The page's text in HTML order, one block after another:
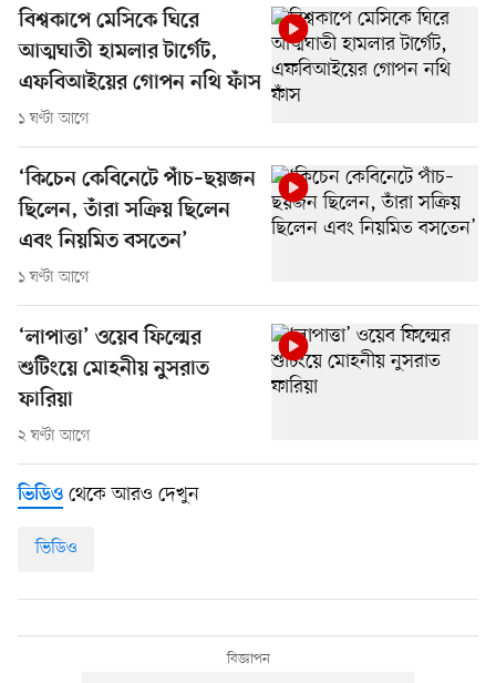
বিশ্বকাপে মেসিকে ঘিরে
আত্মঘাতী হামলার টার্গেট,
এফবিআইয়ের গোপন নথি ফাঁস
১ ঘণ্টা আগে
‘কিচেন কেবিনেটে পাঁচ–ছয়জন
ছিলেন, তাঁরা সক্রিয় ছিলেন
এবং নিয়মিত বসতেন’
১ ঘণ্টা আগে
‘লাপাত্তা’ ওয়েব ফিল্মের
শুটিংয়ে মোহনীয় নুসরাত
ফারিয়া
২ ঘণ্টা আগে
ভিডিও থেকে আরও দেখুন
ভিডিও